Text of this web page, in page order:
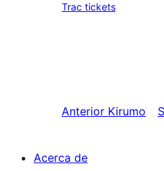
Trac tickets
Anterior Kirumo
Acerca de